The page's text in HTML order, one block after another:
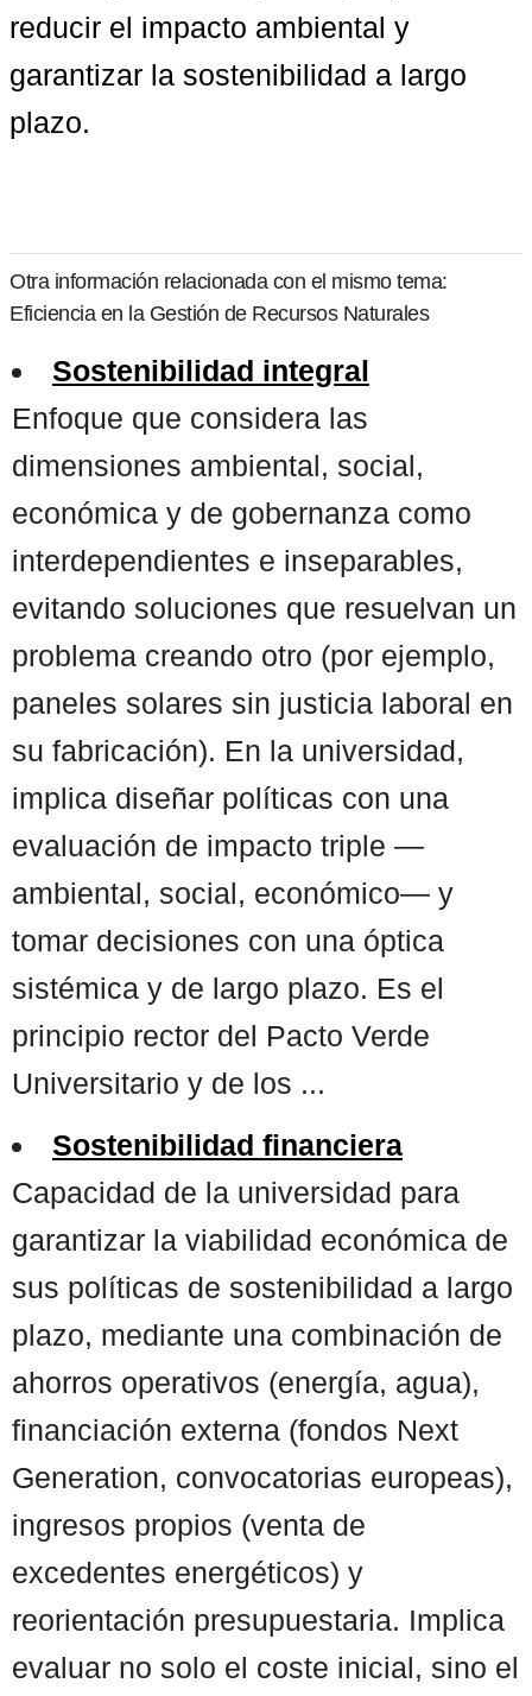
reducir el impacto ambiental y
garantizar la sostenibilidad a largo
plazo.
Otra información relacionada con el mismo tema:
Eficiencia en la Gestión de Recursos Naturales
Sostenibilidad integral
Enfoque que considera las
dimensiones ambiental, social,
económica y de gobernanza como
interdependientes e inseparables,
evitando soluciones que resuelvan un
problema creando otro (por ejemplo,
paneles solares sin justicia laboral en
su fabricación). En la universidad,
implica diseñar políticas con una
evaluación de impacto triple —
ambiental, social, económico— y
tomar decisiones con una óptica
sistémica y de largo plazo. Es el
principio rector del Pacto Verde
Universitario y de los ...
Sostenibilidad financiera
Capacidad de la universidad para
garantizar la viabilidad económica de
sus políticas de sostenibilidad a largo
plazo, mediante una combinación de
ahorros operativos (energía, agua),
financiación externa (fondos Next
Generation, convocatorias europeas),
ingresos propios (venta de
excedentes energéticos) y
reorientación presupuestaria. Implica
evaluar no solo el coste inicial, sino el